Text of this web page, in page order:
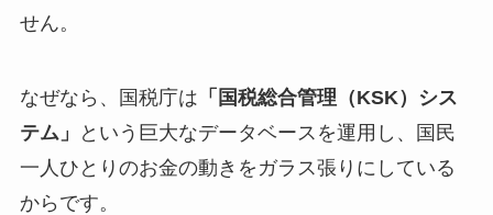
せん。
なぜなら、国税庁は 「国税総合管理（KSK）シス
テム」
という巨大なデータベースを運用し、国民
一人ひとりのお金の動きをガラス張りにしている
からです。